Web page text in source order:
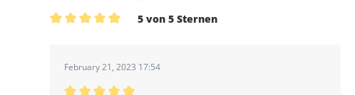
5 von 5 Sternen
February 21, 2023 17:54